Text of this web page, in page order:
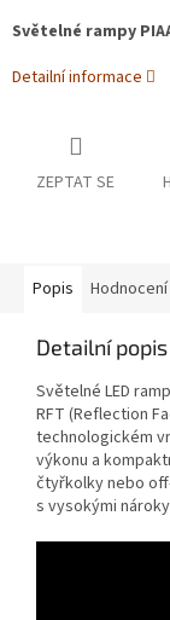
Světelné rampy
Detailní informace
ZEPTAT SE
Popis Hodnocení
Detailní
Světelné LED
RFT (Reflection
technologickém
výkonu a
čtyřkolky nebo
s vysokými